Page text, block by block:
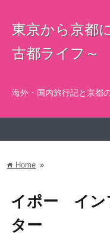
東京から京都
古都ライフ～
海外・国内旅行記と京都
home Home »
イポー イン
ター